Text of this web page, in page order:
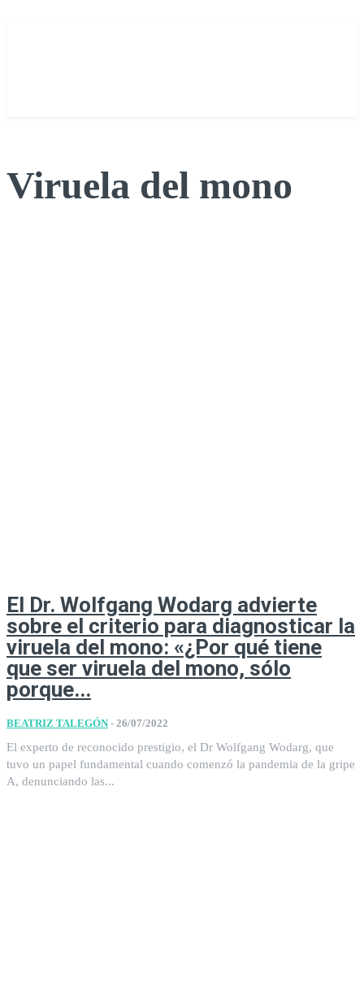
Viruela del mono
El Dr. Wolfgang Wodarg advierte
sobre el criterio para diagnosticar la
viruela del mono: «¿Por qué tiene
que ser viruela del mono, sólo
porque...
BEATRIZ TALEGÓN - 26/07/2022
El experto de reconocido prestigio, el Dr Wolfgang Wodarg, que
tuvo un papel fundamental cuando comenzó la pandemia de la gripe
A, denunciando las...